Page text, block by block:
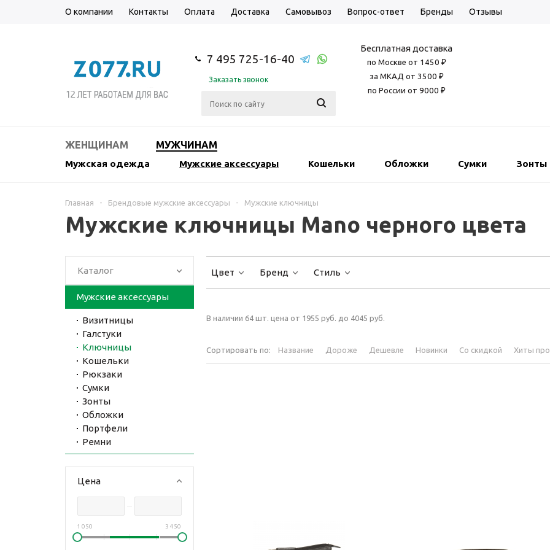
О компании Контакты Оплата Доставка Самовывоз Вопрос-ответ Бренды Отзывы
7 495 725-16-40
Заказать звонок
Бесплатная доставка
по Москве от 1450 ₽
за МКАД от 3500 ₽
по России от 9000 ₽
ЖЕНЩИНАМ МУЖЧИНАМ
Мужская одежда Мужские аксессуары Кошельки Обложки Сумки Зонты
Главная - Брендовые мужские аксессуары - Мужские ключницы
Мужские ключницы Mano черного цвета
Каталог
Мужские аксессуары
Визитницы
Галстуки
Ключницы
Кошельки
Рюкзаки
Сумки
Зонты
Обложки
Портфели
Ремни
Цена
1 050 3 450
Цвет Бренд Стиль
В наличии 64 шт. цена от 1955 руб. до 4045 руб.
Сортировать по: Название Дороже Дешевле Новинки Со скидкой Хиты